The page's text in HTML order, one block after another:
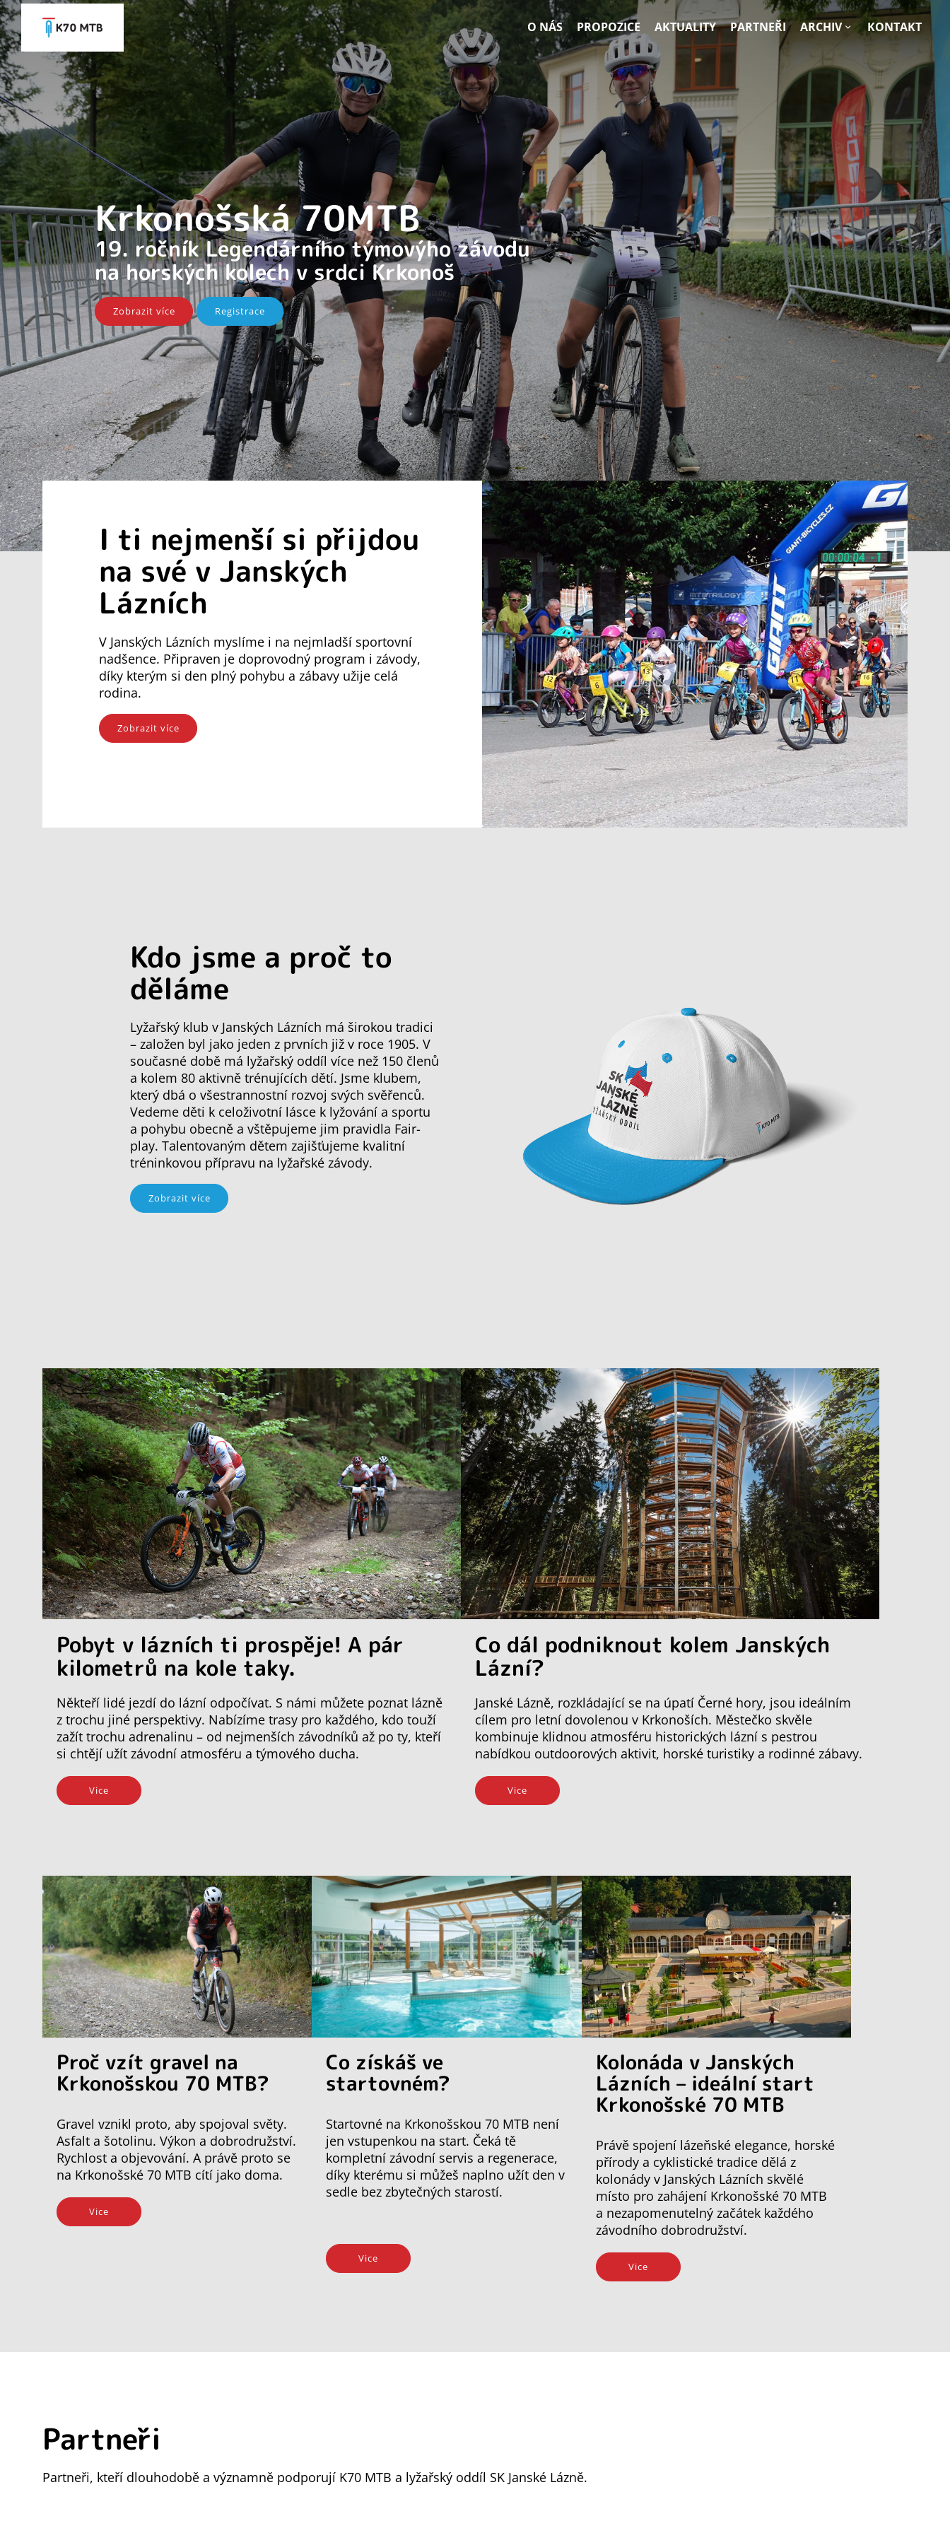
O NÁS PROPOZICE AKTUALITY PARTNEŘI ARCHIV KONTAKT
Krkonošská 70MTB
19. ročník Legendárního týmovýho závodu
na horských kolech v srdci Krkonoš
Zobrazit více Registrace
I ti nejmenší si přijdou
na své v Janských
Lázních
V Janských Lázních myslíme i na nejmladší sportovní
nadšence. Připraven je doprovodný program i závody,
díky kterým si den plný pohybu a zábavy užije celá
rodina.
Zobrazit více
Kdo jsme a proč to
děláme
Lyžařský klub v Janských Lázních má širokou tradici
– založen byl jako jeden z prvních již v roce 1905. V
současné době má lyžařský oddíl více než 150 členů
a kolem 80 aktivně trénujících dětí. Jsme klubem,
který dbá o všestrannostní rozvoj svých svěřenců.
Vedeme děti k celoživotní lásce k lyžování a sportu
a pohybu obecně a vštěpujeme jim pravidla Fair-
play. Talentovaným dětem zajišťujeme kvalitní
tréninkovou přípravu na lyžařské závody.
Zobrazit více
Pobyt v lázních ti prospěje! A pár
kilometrů na kole taky.
Někteří lidé jezdí do lázní odpočívat. S námi můžete poznat lázně
z trochu jiné perspektivy. Nabízíme trasy pro každého, kdo touží
zažít trochu adrenalinu – od nejmenších závodníků až po ty, kteří
si chtějí užít závodní atmosféru a týmového ducha.
Vice
Co dál podniknout kolem Janských
Lázní?
Janské Lázně, rozkládající se na úpatí Černé hory, jsou ideálním
cílem pro letní dovolenou v Krkonoších. Městečko skvěle
kombinuje klidnou atmosféru historických lázní s pestrou
nabídkou outdoorových aktivit, horské turistiky a rodinné zábavy.
Vice
Proč vzít gravel na
Krkonošskou 70 MTB?
Gravel vznikl proto, aby spojoval světy.
Asfalt a šotolinu. Výkon a dobrodružství.
Rychlost a objevování. A právě proto se
na Krkonošské 70 MTB cítí jako doma.
Vice
Co získáš ve
startovném?
Startovné na Krkonošskou 70 MTB není
jen vstupenkou na start. Čeká tě
kompletní závodní servis a regenerace,
díky kterému si můžeš naplno užít den v
sedle bez zbytečných starostí.
Vice
Kolonáda v Janských
Lázních – ideální start
Krkonošské 70 MTB
Právě spojení lázeňské elegance, horské
přírody a cyklistické tradice dělá z
kolonády v Janských Lázních skvělé
místo pro zahájení Krkonošské 70 MTB
a nezapomenutelný začátek každého
závodního dobrodružství.
Vice
Partneři
Partneři, kteří dlouhodobě a významně podporují K70 MTB a lyžařský oddíl SK Janské Lázně.